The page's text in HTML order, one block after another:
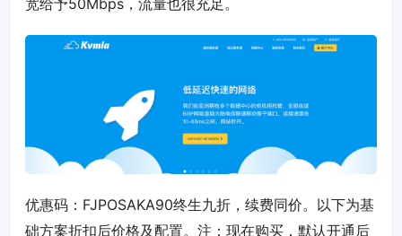
宽给予50Mbps，流量也很充足。
优惠码： FJPOSAKA90终生九折，续费同价。以下为基
础方案折扣后价格及配置。注：现在购买，默认开通后